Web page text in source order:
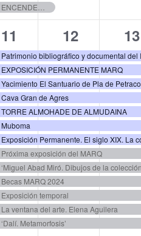
13
eventos,
11
EXPOSICIÓN PERMANENTE MARQ
Yacimiento El Santuario de Pla de
Cava Gran de Agres
TORRE ALMOHADE DE ALMUDAINA
Muboma
Exposición Permanente. El siglo XIX. La
Próxima exposición del MARQ
‘Miguel Abad Miró. Dibujos de la
Becas MARQ 2024
Exposición temporal
La ventana del arte. Elena Aguilera
‘Dalí. Metamorfosis’
13
eventos,
12
13
13